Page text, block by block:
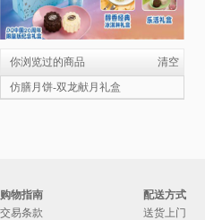
10.星巴克-星悦月饼礼盒
哈根达斯月饼-彩云追月
￥558
2.哈根达斯月饼-优格蕾尊享版
6.宫颐府粽子礼盒—端午佳节
你浏览过的商品
清空
仿膳月饼-双龙献月礼盒
购物指南
交易条款
配送方式
送货上门